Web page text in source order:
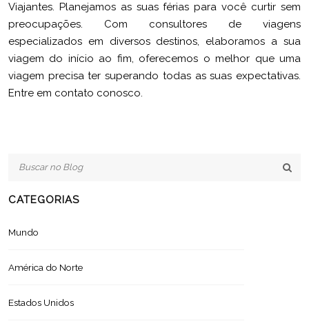
Viajantes. Planejamos as suas férias para você curtir sem
preocupações. Com consultores de viagens
especializados em diversos destinos, elaboramos a sua
viagem do início ao fim, oferecemos o melhor que uma
viagem precisa ter superando todas as suas expectativas.
Entre em contato conosco.
CATEGORIAS
Mundo
América do Norte
Estados Unidos